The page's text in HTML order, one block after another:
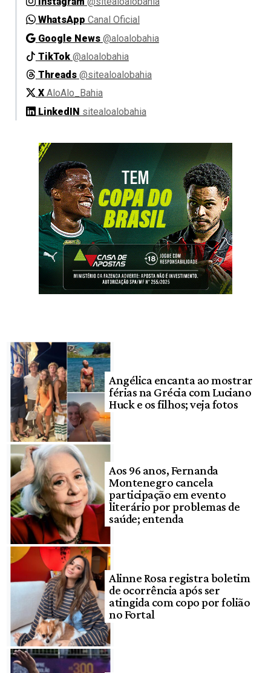
WhatsApp Canal Oficial
Google News @aloalobahia
TikTok @aloalobahia
Threads @sitealoalobahia
X AloAlo_Bahia
LinkedIN sitealoalobahia
Angélica encanta ao mostrar
férias na Grécia com Luciano
Huck e os filhos; veja fotos
Aos 96 anos, Fernanda
Montenegro cancela
participação em evento
literário por problemas de
saúde; entenda
Alinne Rosa registra boletim
de ocorrência após ser
atingida com copo por folião
no Fortal